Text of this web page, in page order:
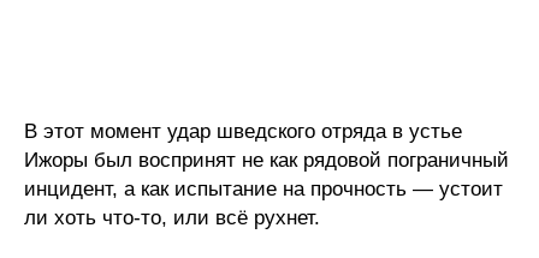
В этот момент удар шведского отряда в устье
Ижоры был воспринят не как рядовой пограничный
инцидент, а как испытание на прочность — устоит
ли хоть что-то, или всё рухнет.